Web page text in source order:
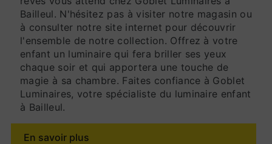
Bailleul. N'hésitez pas à visiter notre magasin ou
à consulter notre site internet pour découvrir
l'ensemble de notre collection. Offrez à votre
enfant un luminaire qui fera briller ses yeux
chaque soir et qui apportera une touche de
magie à sa chambre. Faites confiance à Goblet
Luminaires, votre spécialiste du luminaire enfant
à Bailleul.
En savoir plus